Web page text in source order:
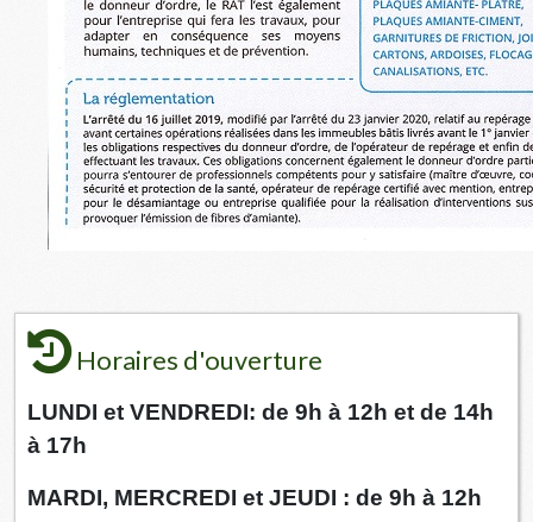
Horaires d'ouverture
LUNDI et VENDREDI: de 9h à 12h et de 14h
à 17h
MARDI, MERCREDI et JEUDI : de 9h à 12h